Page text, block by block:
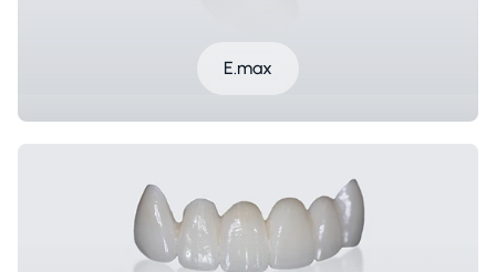
E.max